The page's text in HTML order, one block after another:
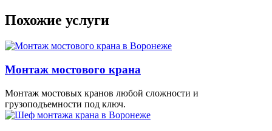
Похожие услуги
Монтаж мостового крана
Монтаж мостовых кранов любой сложности и
грузоподъемности под ключ.